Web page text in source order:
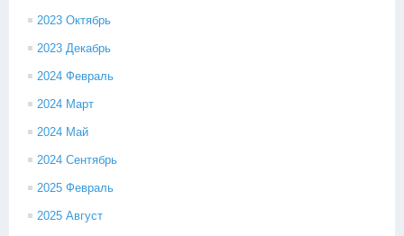
2023 Октябрь
2023 Декабрь
2024 Февраль
2024 Март
2024 Май
2024 Сентябрь
2025 Февраль
2025 Август